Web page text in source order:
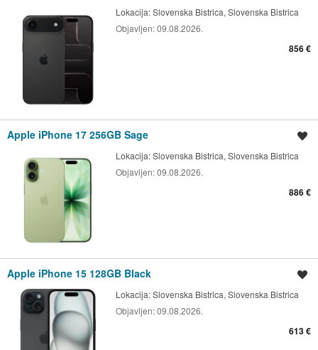
Lokacija:Slovenska Bistrica, Slovenska Bistrica
Objavljen:09.08.2026.
856 €
Apple iPhone 17 256GB Sage
Lokacija:Slovenska Bistrica, Slovenska Bistrica
Objavljen:09.08.2026.
886 €
Apple iPhone 15 128GB Black
Lokacija:Slovenska Bistrica, Slovenska Bistrica
Objavljen:09.08.2026.
613 €